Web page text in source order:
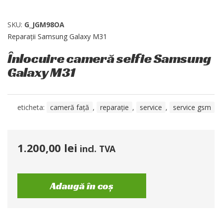
SKU: G_JGM98OA
Reparații Samsung Galaxy M31
Înlocuire cameră selfie Samsung
Galaxy M31
eticheta: cameră față , reparație , service , service gsm
1.200,00 lei incl. TVA
Adaugă în coș